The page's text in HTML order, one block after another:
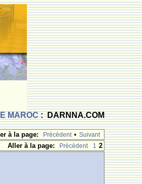
MAROC: DARNNA.COM
à la page:
Prècèdent • Suivant
Aller à la page: Prècèdent 1 2